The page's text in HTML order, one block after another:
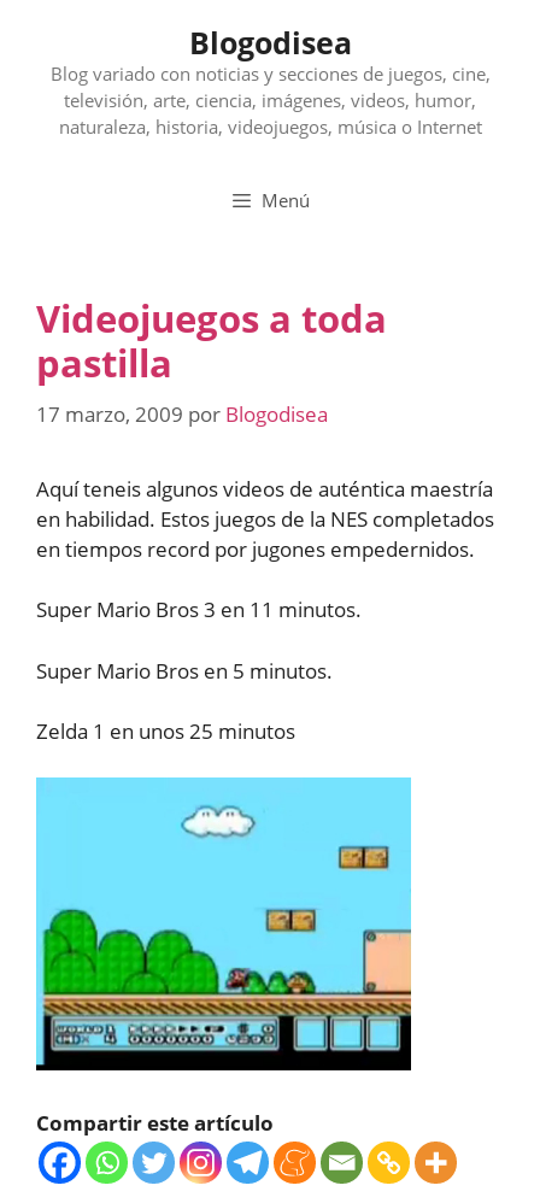
contenido
Blogodisea
Blog variado con noticias y secciones de juegos, cine,
televisión, arte, ciencia, imágenes, videos, humor,
naturaleza, historia, videojuegos, música o Internet
Menú
Videojuegos a toda
pastilla
17 marzo, 2009 por Blogodisea
Aquí teneis algunos videos de auténtica maestría
en habilidad. Estos juegos de la NES completados
en tiempos record por jugones empedernidos.
Super Mario Bros 3 en 11 minutos.
Super Mario Bros en 5 minutos.
Zelda 1 en unos 25 minutos
Compartir este artículo